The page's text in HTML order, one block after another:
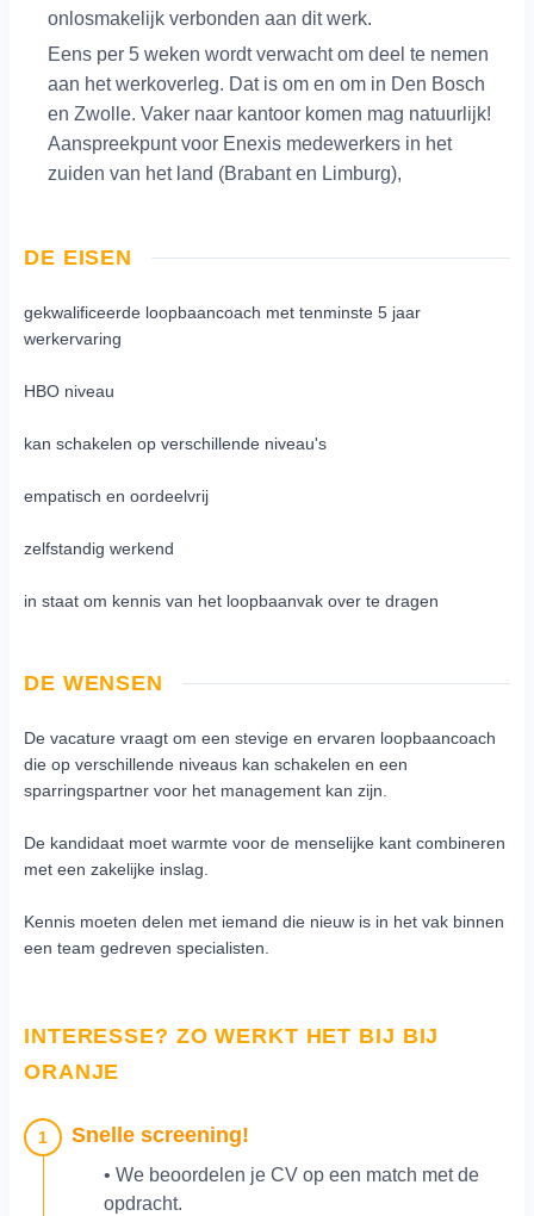
onlosmakelijk verbonden aan dit werk.
Eens per 5 weken wordt verwacht om deel te nemen
aan het werkoverleg. Dat is om en om in Den Bosch
en Zwolle. Vaker naar kantoor komen mag natuurlijk!
Aanspreekpunt voor Enexis medewerkers in het
zuiden van het land (Brabant en Limburg),
DE EISEN
gekwalificeerde loopbaancoach met tenminste 5 jaar
werkervaring
HBO niveau
kan schakelen op verschillende niveau's
empatisch en oordeelvrij
zelfstandig werkend
in staat om kennis van het loopbaanvak over te dragen
DE WENSEN
De vacature vraagt om een stevige en ervaren loopbaancoach
die op verschillende niveaus kan schakelen en een
sparringspartner voor het management kan zijn.
De kandidaat moet warmte voor de menselijke kant combineren
met een zakelijke inslag.
Kennis moeten delen met iemand die nieuw is in het vak binnen
een team gedreven specialisten.
INTERESSE? ZO WERKT HET BIJ BIJ
ORANJE
1 Snelle screening!
• We beoordelen je CV op een match met de
opdracht.